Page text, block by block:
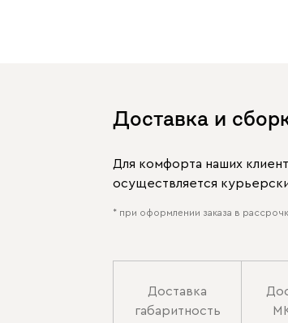
Доставка и
Для комфорта наших
осуществляется
* при оформлении заказа в
Доставка
габаритность